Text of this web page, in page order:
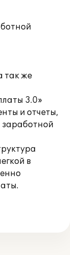
так же
3.0»
и отчеты,
заработной
в